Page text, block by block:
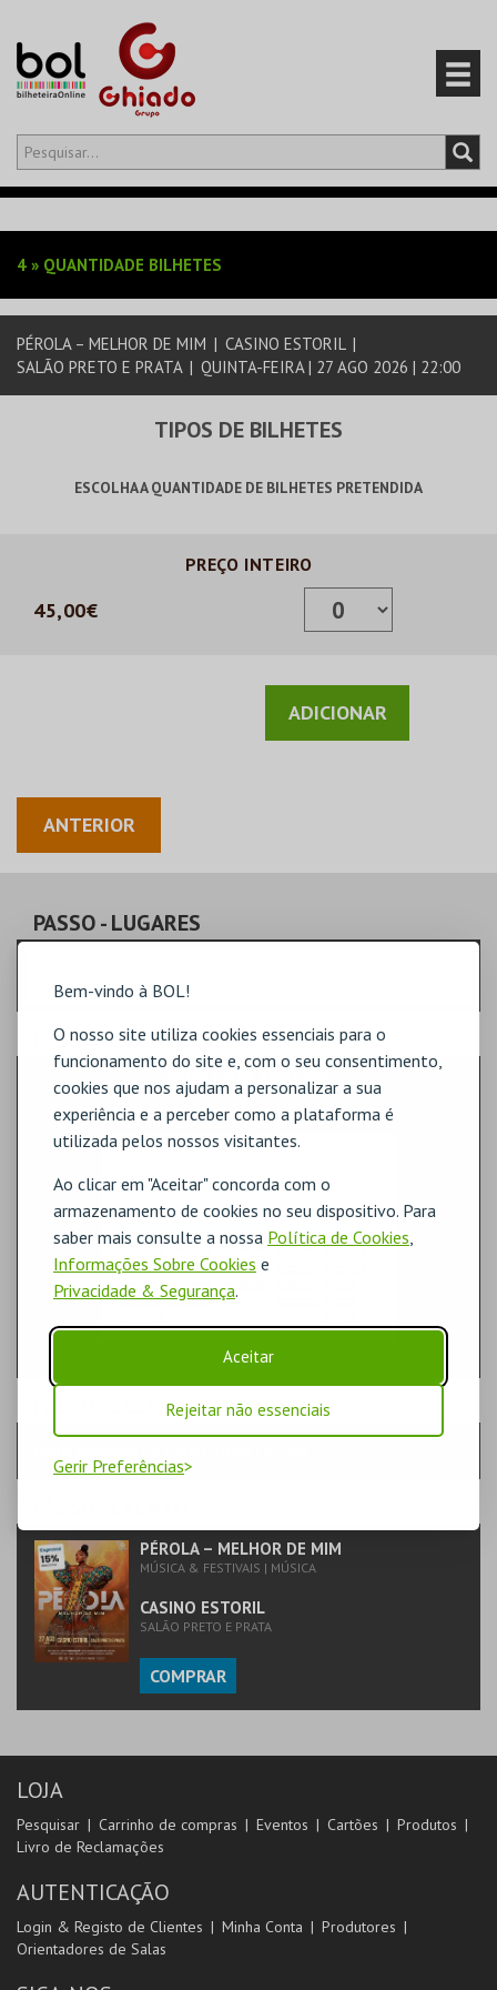
Bem-vindo à BOL!
O nosso site utiliza cookies essenciais para o
funcionamento do site e, com o seu consentimento,
cookies que nos ajudam a personalizar a sua
experiência e a perceber como a plataforma é
utilizada pelos nossos visitantes.
Ao clicar em "Aceitar" concorda com o
armazenamento de cookies no seu dispositivo. Para
saber mais consulte a nossa Política de Cookies
Informações Sobre Cookies e
Privacidade & Segurança.
Aceitar
Rejeitar não essenciais
Gerir Preferências
Olá,iniciar sessão
EVENTOS
CARTÕES
4 » QUANTIDADE BILHETES
PÉROLA – MELHOR DE MIM | CASINO ESTORIL |
SALÃO PRETO E PRATA | QUINTA-FEIRA | 27 AGO 2026 | 22:00
TIPOS DE BILHETES
ESCOLHA A QUANTIDADE DE BILHETES PRETENDIDA
PREÇO INTEIRO
45,00€
ANTERIOR
PASSO- LUGARES
PASSO- SECTOR
MOBILIDADE REDUZIDA
- SESSÃO
PÉROLA – MELHOR DE MIM
MÚSICA & FESTIVAIS | MÚSICA
CASINO ESTORIL
SALÃO PRETO E PRATA
COMPRAR
LOJA
Pesquisar Carrinho de compras Eventos Cartões
Produtos
Livro de Reclamações
AUTENTICAÇÃO
Login & Registo de Clientes Minha Conta
Produtores
Orientadores de Salas